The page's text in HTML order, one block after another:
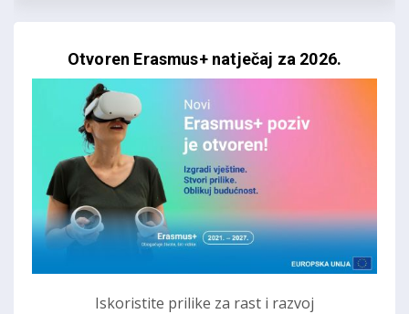
Otvoren Erasmus+ natječaj za 2026.
Iskoristite prilike za rast i razvoj